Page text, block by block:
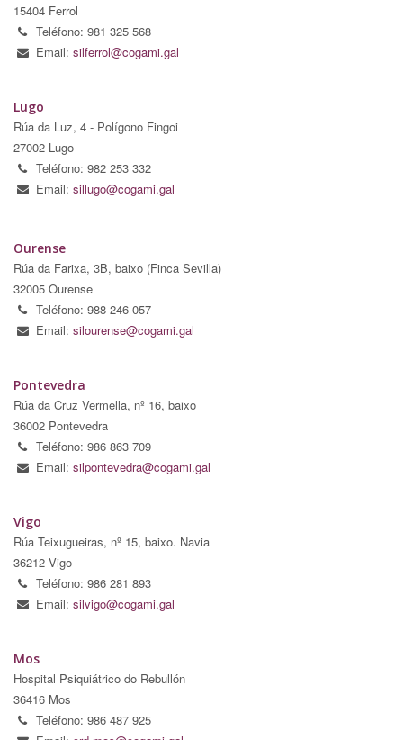
15404 Ferrol
Teléfono: 981 325 568
Email: silferrol@cogami.gal
Lugo
Rúa da Luz, 4 - Polígono Fingoi
27002 Lugo
Teléfono: 982 253 332
Email: sillugo@cogami.gal
Ourense
Rúa da Farixa, 3B, baixo (Finca Sevilla)
32005 Ourense
Teléfono: 988 246 057
Email: silourense@cogami.gal
Pontevedra
Rúa da Cruz Vermella, nº 16, baixo
36002 Pontevedra
Teléfono: 986 863 709
Email: silpontevedra@cogami.gal
Vigo
Rúa Teixugueiras, nº 15, baixo. Navia
36212 Vigo
Teléfono: 986 281 893
Email: silvigo@cogami.gal
Mos
Hospital Psiquiátrico do Rebullón
36416 Mos
Teléfono: 986 487 925